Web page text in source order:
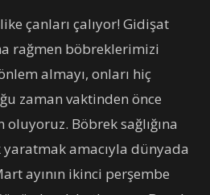
çanları çalıyor! Gidişat
rağmen böbreklerimizi
almayı, onları hiç
zaman vaktinden önce
Böbrek sağlığına
amacıyla dünyada
ayının ikinci perşembe